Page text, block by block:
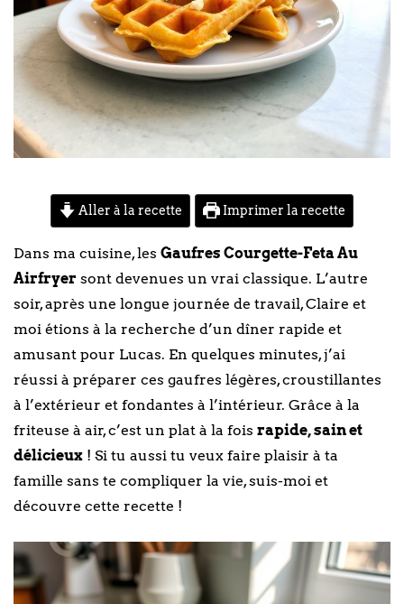
Aller à la recette Imprimer la recette
Dans ma cuisine, les Gaufres Courgette-Feta Au
Airfryer sont devenues un vrai classique. L’autre
soir, après une longue journée de travail, Claire et
moi étions à la recherche d’un dîner rapide et
amusant pour Lucas. En quelques minutes, j’ai
réussi à préparer ces gaufres légères, croustillantes
à l’extérieur et fondantes à l’intérieur. Grâce à la
friteuse à air, c’est un plat à la fois rapide, sain et
délicieux ! Si tu aussi tu veux faire plaisir à ta
famille sans te compliquer la vie, suis-moi et
découvre cette recette !